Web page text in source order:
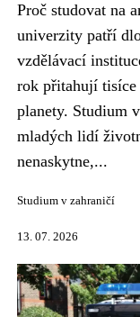
Proč studovat na
univerzity patří
vzdělávací
rok přitahují tisíce
planety. Studium
mladých lidí
nenaskytne,...
Studium v zahraničí
13. 07. 2026